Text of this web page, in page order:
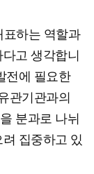
표하는 역할과
고 생각합니
전에 필요한
관기관과의
분과로 나뉘
집중하고 있